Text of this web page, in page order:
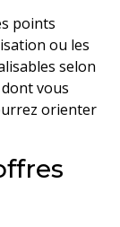
points
ou les
selon
vous
orienter